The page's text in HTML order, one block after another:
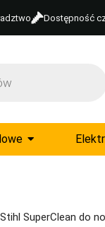
Dostępność
SuperClean do